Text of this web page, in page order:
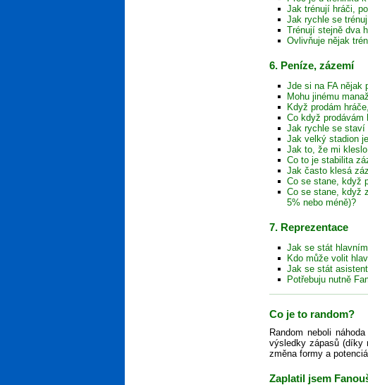
Jak trénují hráči,
Jak rychle se
Trénují stejně dva
Ovlivňuje nějak
6. Peníze, zázemí
Jde si na FA nějak
Mohu jinému
Když prodám
Co když prodávám
Jak rychle se staví
Jak velký stadion
Jak to, že mi
Co to je stabilita
Jak často klesá
Co se stane, když
Co se stane, když
5% nebo méně)?
7. Reprezentace
Jak se stát
Kdo může volit
Jak se stát
Potřebuju nutně
Co je to random?
Random neboli
výsledky zápasů (díky
změna formy a
Zaplatil jsem